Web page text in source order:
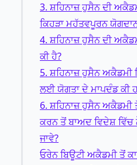
3. ਸ਼ਹਿਨਾਜ਼ ਹੁਸੈਨ ਦੀ
ਕਿਹੜਾ ਮਹੱਤਵਪੂਰਨ
4. ਸ਼ਹਿਨਾਜ਼ ਹੁਸੈਨ ਦੀ
ਕੀ ਹੈ?
5. ਸ਼ਹਿਨਾਜ਼ ਹੁਸੈਨ ਅਕੈਡਮੀ
ਲਈ ਯੋਗਤਾ ਦੇ ਮਾਪਦੰਡ ਕੀ
6. ਸ਼ਹਿਨਾਜ਼ ਹੁਸੈਨ ਅਕੈਡਮੀ
ਕਰਨ ਤੋਂ ਬਾਅਦ ਵਿਦੇਸ਼ ਵਿੱਚ
ਜਾਵੇ?
ਓਰੇਨ ਬਿਊਟੀ ਅਕੈਡਮੀ ਤੋਂ